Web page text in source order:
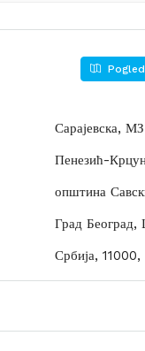
Сарајевска,
Пенезић-
општина
Град Београд,
Србија, 11000,